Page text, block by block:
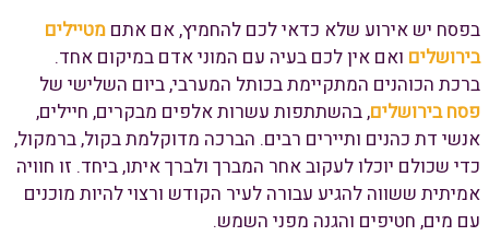
בפסח יש אירוע שלא כדאי לכם להחמיץ, אם אתם מטיילים
בירושלים ואם אין לכם בעיה עם המוני אדם במיקום אחד.
ברכת הכוהנים המתקיימת בכותל המערבי, ביום השלישי של
פסח בירושלים, בהשתתפות עשרות אלפים מבקרים, חיילים,
אנשי דת כהנים ותיירים רבים. הברכה מדוקלמת בקול, ברמקול,
כדי שכולם יוכלו לעקוב אחר המברך ולברך איתו, ביחד. זו חוויה
אמיתית ששווה להגיע עבורה לעיר הקודש ורצוי להיות מוכנים
עם מים, חטיפים והגנה מפני השמש.